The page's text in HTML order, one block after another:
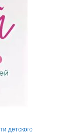
детского